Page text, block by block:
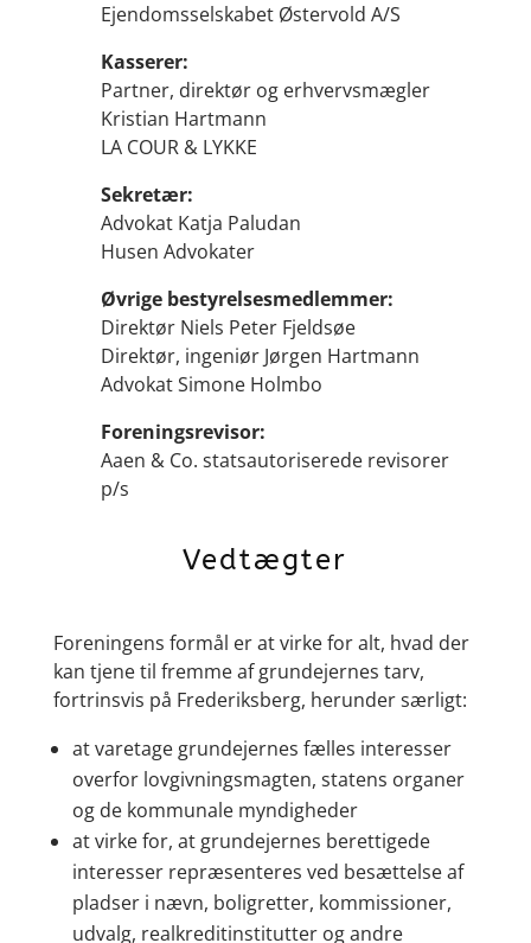
Ejendomsselskabet Østervold A/S
Kasserer:
Partner, direktør og erhvervsmægler
Kristian Hartmann
LA COUR & LYKKE
Sekretær:
Advokat Katja Paludan
Husen Advokater
Øvrige bestyrelsesmedlemmer:
Direktør Niels Peter Fjeldsøe
Direktør, ingeniør Jørgen Hartmann
Advokat Simone Holmbo
Foreningsrevisor:
Aaen & Co. statsautoriserede revisorer
p/s
Vedtægter
Foreningens formål er at virke for alt, hvad der
kan tjene til fremme af grundejernes tarv,
fortrinsvis på Frederiksberg, herunder særligt:
at varetage grundejernes fælles interesser
overfor lovgivningsmagten, statens organer
og de kommunale myndigheder
at virke for, at grundejernes berettigede
interesser repræsenteres ved besættelse af
pladser i nævn, boligretter, kommissioner,
udvalg, realkreditinstitutter og andre